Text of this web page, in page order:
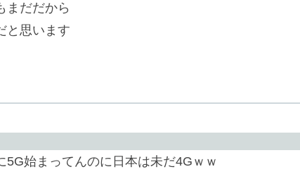
まだだから
と思います
5G始まってんのに日本は未だ4Gｗｗ